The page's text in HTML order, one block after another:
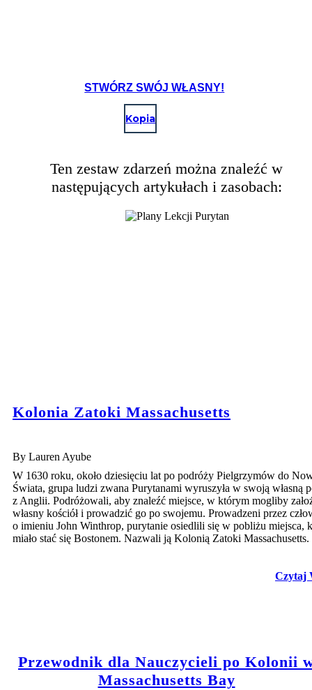
STWÓRZ SWÓJ WŁASNY!
Kopia
Ten zestaw zdarzeń można znaleźć w
następujących artykułach i zasobach:
Kolonia Zatoki Massachusetts
By Lauren Ayube
W 1630 roku, około dziesięciu lat po podróży Pielgrzymów do
Świata, grupa ludzi zwana Purytanami wyruszyła w swoją własną
z Anglii. Podróżowali, aby znaleźć miejsce, w którym mogliby
własny kościół i prowadzić go po swojemu. Prowadzeni przez
o imieniu John Winthrop, purytanie osiedlili się w pobliżu miejsca,
miało stać się Bostonem. Nazwali ją Kolonią Zatoki Massachusetts.
Czytaj
Przewodnik dla Nauczycieli po Kolonii
Massachusetts Bay